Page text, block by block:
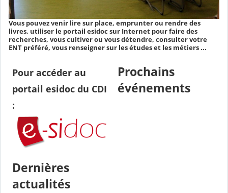
Vous pouvez venir lire sur place, emprunter ou rendre des
livres, utiliser le portail esidoc sur Internet pour faire des
recherches, vous cultiver ou vous détendre, consulter votre
ENT préféré, vous renseigner sur les études et les métiers ...
Pour accéder au
portail esidocdu CDI
:
Dernières
actualités
Prochains
événements